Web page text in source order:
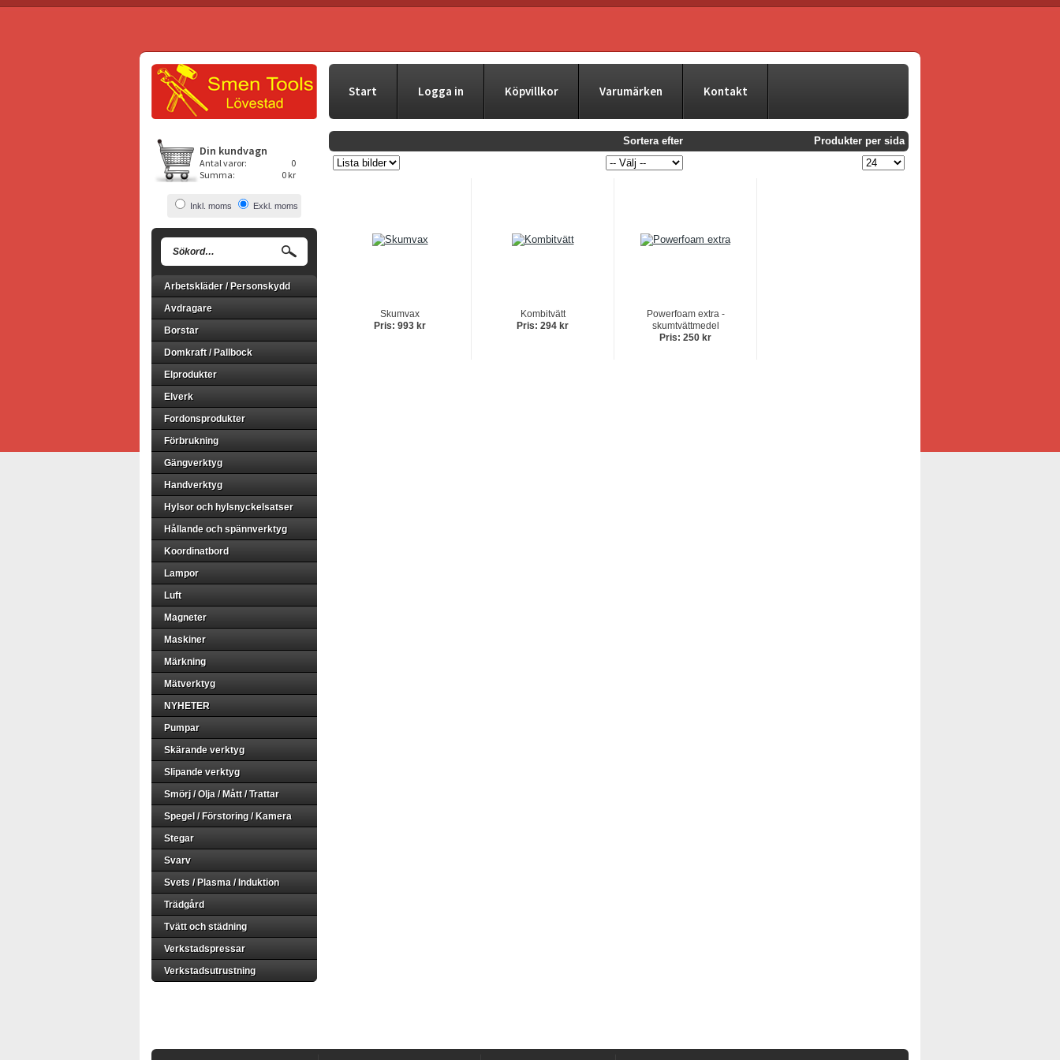
Start Logga in Köpvillkor Varumärken Kontakt
Din kundvagn
Antal varor:
0
Summa:
0 kr
Inkl. moms Exkl. moms
Arbetskläder / Personskydd
Avdragare
Borstar
Domkraft / Pallbock
Elprodukter
Elverk
Fordonsprodukter
Förbrukning
Gängverktyg
Handverktyg
Hylsor och hylsnyckelsatser
Hållande och spännverktyg
Koordinatbord
Lampor
Luft
Magneter
Maskiner
Märkning
Mätverktyg
NYHETER
Pumpar
Skärande verktyg
Slipande verktyg
Smörj / Olja / Mått / Trattar
Spegel / Förstoring / Kamera
Stegar
Svarv
Svets / Plasma / Induktion
Trädgård
Tvätt och städning
Verkstadspressar
Verkstadsutrustning
Sortera efter Produkter per sida
Skumvax
Pris: 993 kr
Kombitvätt
Pris: 294 kr
Powerfoam extra -
skumtvättmedel
Pris: 250 kr